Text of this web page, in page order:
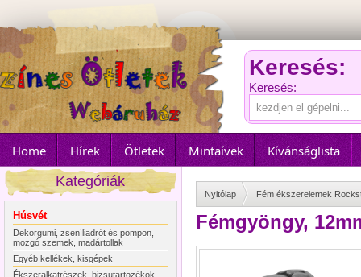
Keresés:
Keresés:
Home Hírek Ötletek Mintaívek
Kívánságlista
Kategóriák
Húsvét
Dekorgumi, zseníliadrót és pompon,
mozgó szemek, madártollak
Egyéb kellékek, kisgépek
Ékszeralkatrészek, bizsutartozékok
Nyitólap Fém ékszerelemek
Fémgyöngy,